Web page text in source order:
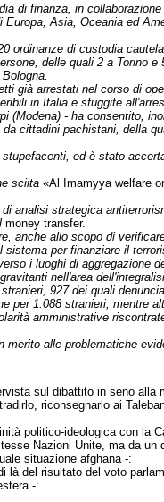
di finanza, in
Asia, Oceania ed
ordinanze di custodia
delle quali 2 a Torino
già arrestati nel corso di
in Italia e sfuggite
(Modena) - ha consentito,
cittadini pachistani, della
ed è stato
sciita«Al Imamyya welfare
analisi strategica
money transfer.
anche allo scopo di
per finanziare il
i luoghi di aggregazione
nell'area
927 dei quali
per 1.088 stranieri, mentre
amministrative
alle problematiche
sul dibattito in seno alla
riconsegnarlo ai
politico-ideologica con la
Nazioni Unite, ma da un
situazione afghana -:
del risultato del voto
-: